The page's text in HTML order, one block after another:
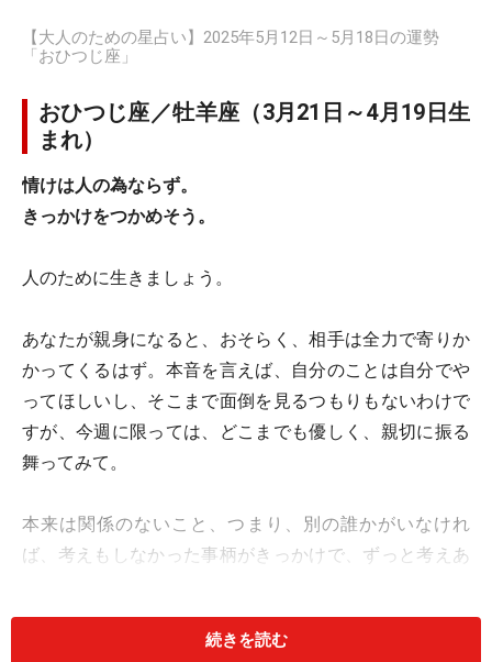
【大人のための星占い】2025年5月12日～5月18日の運勢
「おひつじ座」
おひつじ座／牡羊座（3月21日～4月19日生
まれ）
情けは人の為ならず。
きっかけをつかめそう。
人のために生きましょう。
あなたが親身になると、おそらく、相手は全力で寄りか
かってくるはず。本音を言えば、自分のことは自分でや
ってほしいし、そこまで面倒を見るつもりもないわけで
すが、今週に限っては、どこまでも優しく、親切に振る
舞ってみて。
本来は関係のないこと、つまり、別の誰かがいなけれ
ば、考えもしなかった事柄がきっかけで、ずっと考えあ
けをつかめたりするでしょう。自分事として捉え、道筋
をつかむと人助けになる上、後日の糧になるはず。
続きを読む